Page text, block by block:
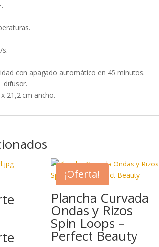
s.
con apagado automático en 45 minutos.
difusor.
21,2 cm ancho.
¡Oferta!
Plancha Curvada
Ondas y Rizos
Spin Loops –
Perfect Beauty